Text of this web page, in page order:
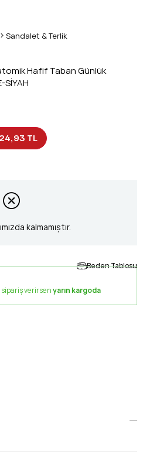
Sandalet & Terlik
Hafif Taban Günlük
TL
kalmamıştır.
Beden Tablosu
sipariş verirsenyarın kargoda